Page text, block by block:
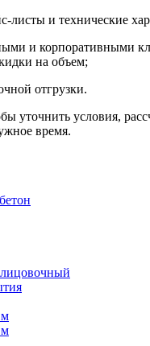
листы и технические
и корпоративными
на объем;
отгрузки.
уточнить условия,
время.